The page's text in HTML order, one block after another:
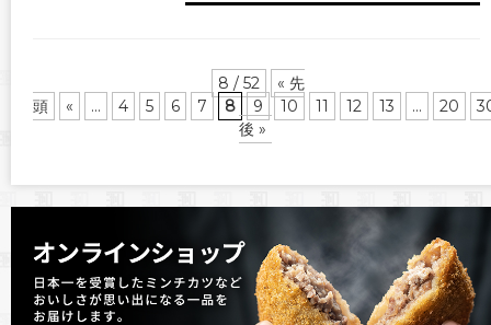
8 / 52
« 先
頭
« ... 4 5 6 7 8 9 10 11 12 13 ... 20
後 »